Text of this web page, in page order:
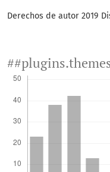
Derechos de autor 2019